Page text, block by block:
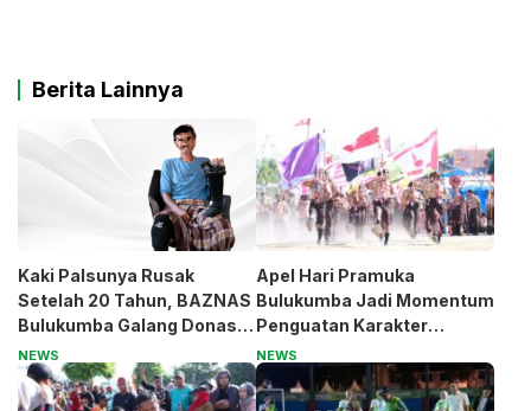
Berita Lainnya
Kaki Palsunya Rusak
Setelah 20 Tahun, BAZNAS
Bulukumba Galang Donasi
untuk Pak Pardi
NEWS
Apel Hari Pramuka
Bulukumba Jadi Momentum
Penguatan Karakter
Generasi Muda
NEWS